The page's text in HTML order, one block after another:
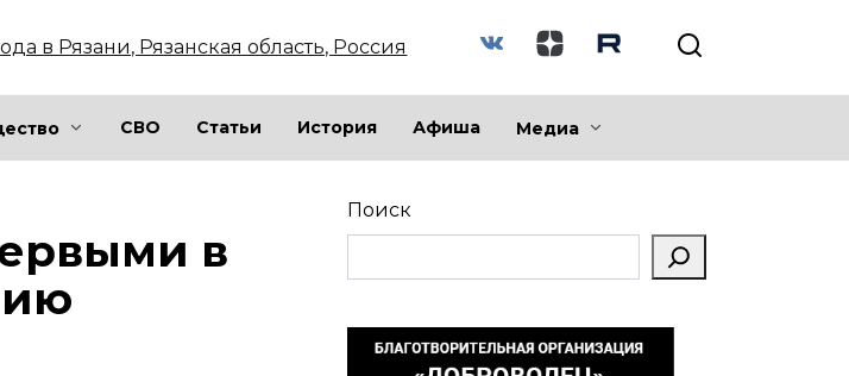
в Рязани, Рязанская область, Россия
СВО Статьи История Афиша Медиа
в
Поиск